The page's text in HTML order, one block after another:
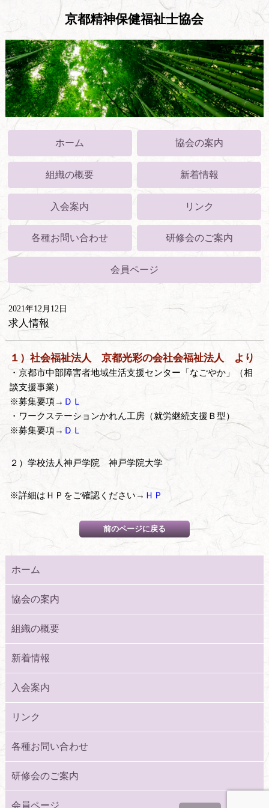
京都精神保健福祉士協会
ホーム 協会の案内
組織の概要 新着情報
入会案内 リンク
各種お問い合わせ 研修会のご案内
会員ページ
2021年12月12日
求人情報
１）社会福祉法人 京都光彩の会社会福祉法人 より
・京都市中部障害者地域生活支援センター「なごやか」（相
談支援事業）
※募集要項→ ＤＬ
・ワークステーションかれん工房（就労継続支援Ｂ型）
※募集要項→ ＤＬ
２）学校法人神戸学院 神戸学院大学
※詳細はＨＰをご確認ください→ ＨＰ
ホーム
協会の案内
組織の概要
新着情報
入会案内
リンク
各種お問い合わせ
研修会のご案内
会員ページ